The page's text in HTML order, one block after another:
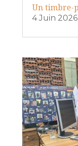
Un timbre-
4 Juin 2026